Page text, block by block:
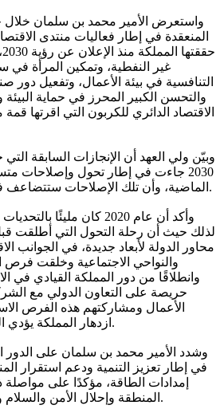
واستعرض الأمير محمد بن سلمان خلال
المنعقدة في إطار فعاليات منتدى
غير النفطية، وتمكين المرأة
التنافسية في بيئة الأعمال، وتفعيل دور
والتحسن الكبير المحرز في حماية
الاقتصاد الدائري للكربون التي اقرتها
وبيّن ولي العهد أن الإنجازات السابقة
2030 جاءت في إطار تحول وإصلاحات
الماضية، وأن تلك الإصلاحات ستتضاعف في العشر سنوات المقبلة.
وأكد أن عام 2020 كان
لذلك حيث أن رحلة التحول التي أطلقت
محاور الدولة لأبعاد جديدة، في الجوانب
والنواحي الاجتماعية وخلقت فرص
وانطلاقًا من دور المملكة القيادي في
حريصة على التعاون الدولي مع
الأعمال ومشاركتهم هذه الفرص
ازدهار المملكة يؤدي الى تنمية المنطقة والعالم.
وشدد الأمير محمد بن سلمان على الدور
في إطار تعزيز التنمية ودعم استقرار
إمدادات الطاقة، مؤكدًا على
المنطقة وإحلال الأمن والسلام وتعزيز التعاون الاقتصادي.